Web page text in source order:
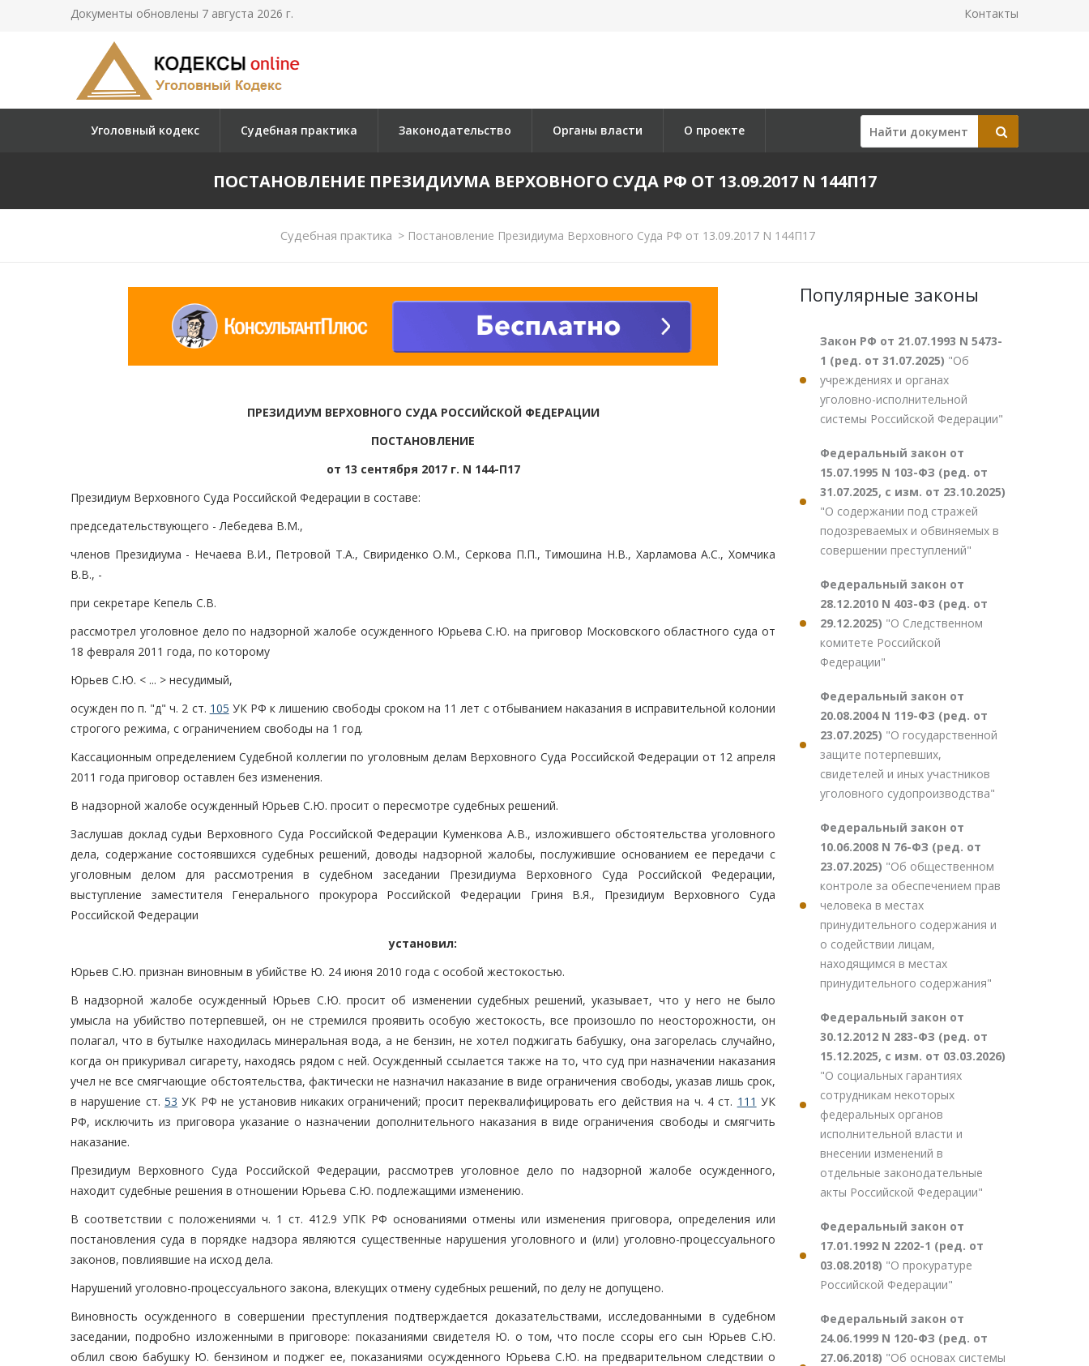
Документы обновлены 7 августа 2026 г. Контакты
Уголовный кодекс Судебная практика Законодательство Органы власти О проекте
ПОСТАНОВЛЕНИЕ ПРЕЗИДИУМА ВЕРХОВНОГО СУДА РФ ОТ 13.09.2017 N 144П17
Судебная практика >Постановление Президиума Верховного Суда РФ от 13.09.2017 N 144П17
ПРЕЗИДИУМ ВЕРХОВНОГО СУДА РОССИЙСКОЙ ФЕДЕРАЦИИ
ПОСТАНОВЛЕНИЕ
от 13 сентября 2017 г. N 144-П17
Президиум Верховного Суда Российской Федерации в составе:
председательствующего - Лебедева В.М.,
членов Президиума - Нечаева В.И., Петровой Т.А., Свириденко О.М., Серкова П.П., Тимошина Н.В., Харламова А.С., Хомчика
В.В., -
при секретаре Кепель С.В.
рассмотрел уголовное дело по надзорной жалобе осужденного Юрьева С.Ю. на приговор Московского областного суда от
18 февраля 2011 года, по которому
Юрьев С.Ю. < ... > несудимый,
осужден по п. "д" ч. 2 ст. 105 УК РФ к лишению свободы сроком на 11 лет с отбыванием наказания в исправительной колонии
строгого режима, с ограничением свободы на 1 год.
Кассационным определением Судебной коллегии по уголовным делам Верховного Суда Российской Федерации от 12 апреля
2011 года приговор оставлен без изменения.
В надзорной жалобе осужденный Юрьев С.Ю. просит о пересмотре судебных решений.
Заслушав доклад судьи Верховного Суда Российской Федерации Куменкова А.В., изложившего обстоятельства уголовного
дела, содержание состоявшихся судебных решений, доводы надзорной жалобы, послужившие основанием ее передачи с
уголовным делом для рассмотрения в судебном заседании Президиума Верховного Суда Российской Федерации,
выступление заместителя Генерального прокурора Российской Федерации Гриня В.Я., Президиум Верховного Суда
Российской Федерации
установил:
Юрьев С.Ю. признан виновным в убийстве Ю. 24 июня 2010 года с особой жестокостью.
В надзорной жалобе осужденный Юрьев С.Ю. просит об изменении судебных решений, указывает, что у него не было
умысла на убийство потерпевшей, он не стремился проявить особую жестокость, все произошло по неосторожности, он
полагал, что в бутылке находилась минеральная вода, а не бензин, не хотел поджигать бабушку, она загорелась случайно,
когда он прикуривал сигарету, находясь рядом с ней. Осужденный ссылается также на то, что суд при назначении наказания
учел не все смягчающие обстоятельства, фактически не назначил наказание в виде ограничения свободы, указав лишь срок,
в нарушение ст.53 УК РФ не установив никаких ограничений; просит переквалифицировать его действия на ч. 4 ст. 111 УК
РФ, исключить из приговора указание о назначении дополнительного наказания в виде ограничения свободы и смягчить
наказание.
Президиум Верховного Суда Российской Федерации, рассмотрев уголовное дело по надзорной жалобе осужденного,
находит судебные решения в отношении Юрьева С.Ю. подлежащими изменению.
В соответствии с положениями ч. 1 ст. 412.9 УПК РФ основаниями отмены или изменения приговора, определения или
постановления суда в порядке надзора являются существенные нарушения уголовного и (или) уголовно-процессуального
законов, повлиявшие на исход дела.
Нарушений уголовно-процессуального закона, влекущих отмену судебных решений, по делу не допущено.
Виновность осужденного в совершении преступления подтверждается доказательствами, исследованными в судебном
заседании, подробно изложенными в приговоре: показаниями свидетеля Ю. о том, что после ссоры его сын Юрьев С.Ю.
облил свою бабушку Ю. бензином и поджег ее, показаниями осужденного Юрьева С.Ю. на предварительном следствии о
Популярные законы
Закон РФ от 21.07.1993 N 5473-
1 (ред. от 31.07.2025) "Об
учреждениях и органах
уголовно-исполнительной
системы Российской Федерации"
Федеральный закон от
15.07.1995 N 103-ФЗ (ред. от
31.07.2025, с изм. от 23.10.2025)
"О содержании под стражей
подозреваемых и обвиняемых в
совершении преступлений"
Федеральный закон от
28.12.2010 N 403-ФЗ (ред. от
29.12.2025) "О Следственном
комитете Российской
Федерации"
Федеральный закон от
20.08.2004 N 119-ФЗ (ред. от
23.07.2025) "О государственной
защите потерпевших,
свидетелей и иных участников
уголовного судопроизводства"
Федеральный закон от
10.06.2008 N 76-ФЗ (ред. от
23.07.2025) "Об общественном
контроле за обеспечением прав
человека в местах
принудительного содержания и
о содействии лицам,
находящимся в местах
принудительного содержания"
Федеральный закон от
30.12.2012 N 283-ФЗ (ред. от
15.12.2025, с изм. от 03.03.2026)
"О социальных гарантиях
сотрудникам некоторых
федеральных органов
исполнительной власти и
внесении изменений в
отдельные законодательные
акты Российской Федерации"
Федеральный закон от
17.01.1992 N 2202-1 (ред. от
03.08.2018) "О прокуратуре
Российской Федерации"
Федеральный закон от
24.06.1999 N 120-ФЗ (ред. от
27.06.2018) "Об основах системы